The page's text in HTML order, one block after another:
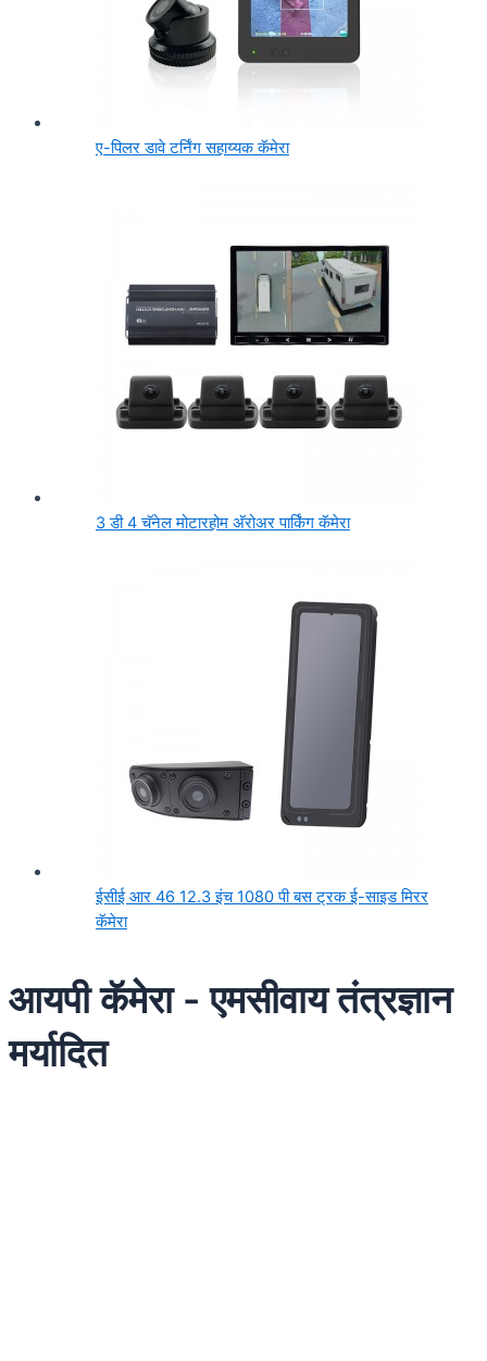
ए-पिलर डावे टर्निंग सहाय्यक कॅमेरा
3 डी 4 चॅनेल मोटारहोम अ‍ॅरोअर पार्किंग कॅमेरा
ईसीई आर 46 12.3 इंच 1080 पी बस ट्रक ई-साइड मिरर
कॅमेरा
आयपी कॅमेरा - एमसीवाय तंत्रज्ञान
मर्यादित